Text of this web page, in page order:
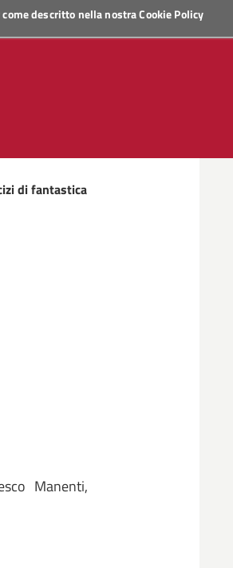
descritto nella nostraCookie Policy
di fantastica
Manenti,